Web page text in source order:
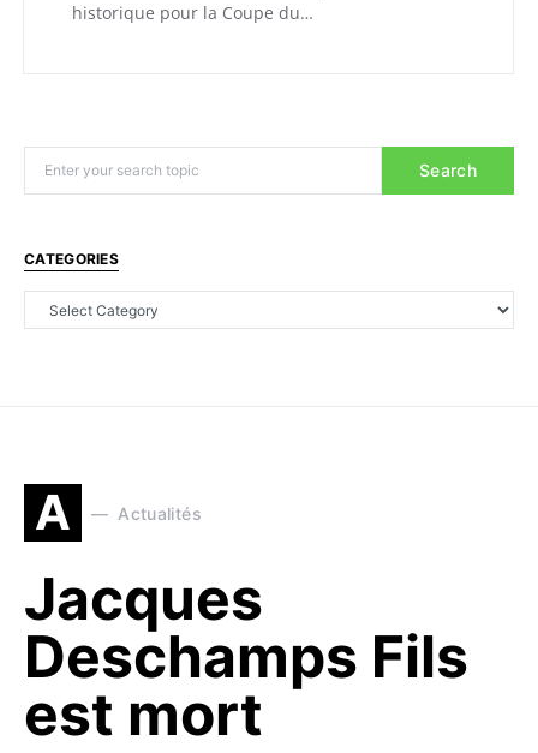
historique pour la Coupe du…
Search
CATEGORIES
A Actualités
Jacques
Deschamps Fils
est mort